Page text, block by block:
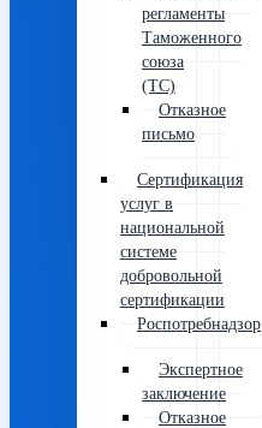
регламенты
Таможенного
союза
(ТС)
Отказное
письмо
Сертификация
услуг в
национальной
системе
добровольной
сертификации
Роспотребнадзор
Экспертное
заключение
Отказное